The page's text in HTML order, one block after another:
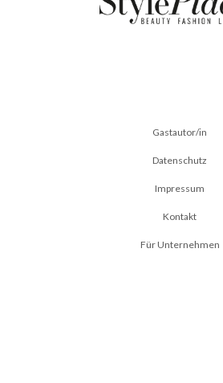
Gastautor/in
Datenschutz
Impressum
Kontakt
Für Unternehmen